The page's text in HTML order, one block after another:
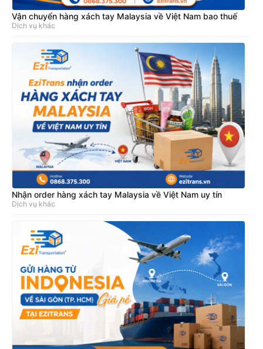
Vận chuyển hàng xách tay Malaysia về Việt Nam bao thuế
Dịch vụ khác
Nhận order hàng xách tay Malaysia về Việt Nam uy tín
Dịch vụ khác